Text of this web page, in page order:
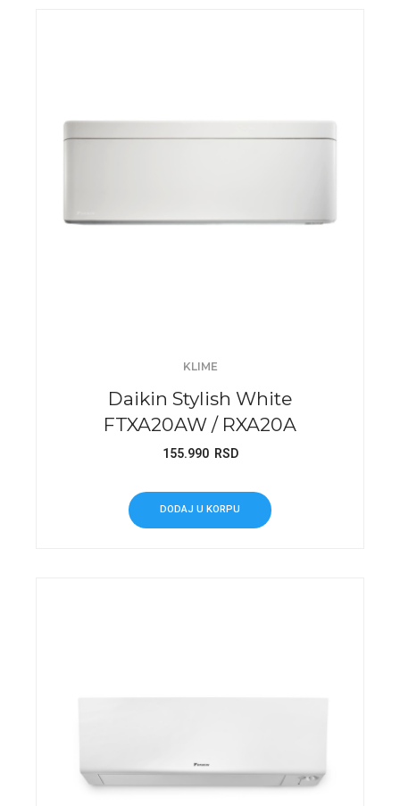
KLIME
Daikin Stylish White
FTXA20AW / RXA20A
155.990 RSD
DODAJ U KORPU